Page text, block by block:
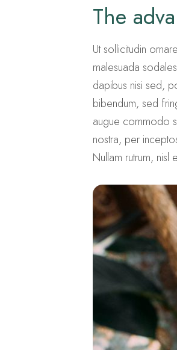
The
Ut sollicitudin
malesuada
dapibus nisi sed,
bibendum, sed
augue commodo
nostra, per
Nullam rutrum,